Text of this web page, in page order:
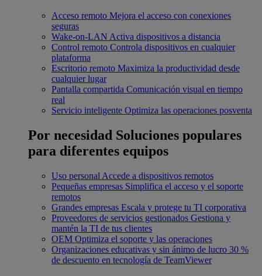
Acceso remoto Mejora el acceso con conexiones
seguras
Wake-on-LAN Activa dispositivos a distancia
Control remoto Controla dispositivos en cualquier
plataforma
Escritorio remoto Maximiza la productividad desde
cualquier lugar
Pantalla compartida Comunicación visual en tiempo
real
Servicio inteligente Optimiza las operaciones posventa
Por necesidad Soluciones populares
para diferentes equipos
Uso personal Accede a dispositivos remotos
Pequeñas empresas Simplifica el acceso y el soporte
remotos
Grandes empresas Escala y protege tu TI corporativa
Proveedores de servicios gestionados Gestiona y
mantén la TI de tus clientes
OEM Optimiza el soporte y las operaciones
Organizaciones educativas y sin ánimo de lucro 30 %
de descuento en tecnología de TeamViewer